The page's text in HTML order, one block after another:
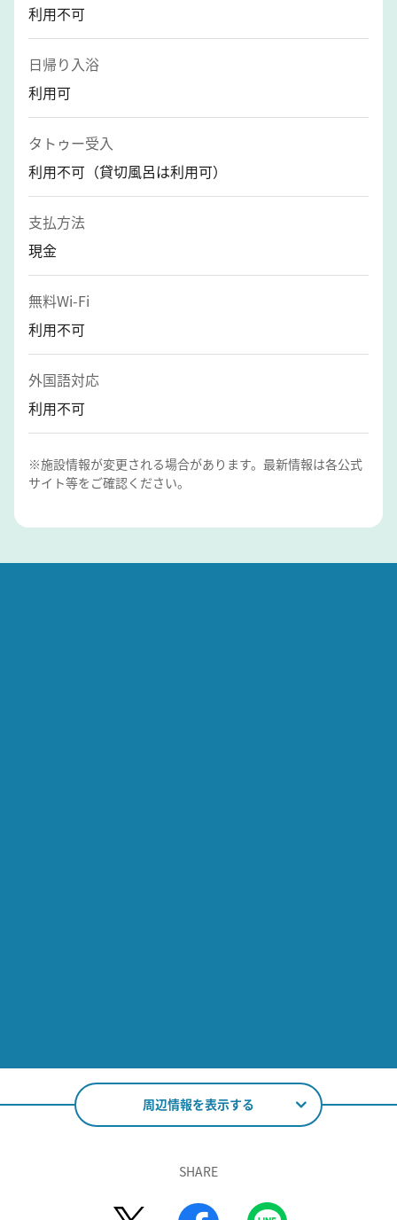
利用不可
日帰り入浴
利用可
タトゥー受入
利用不可（貸切風呂は利用可）
支払方法
現金
無料Wi-Fi
利用不可
外国語対応
利用不可
※施設情報が変更される場合があります。最新情報は各公式
サイト等をご確認ください。
周辺情報を表示する
SHARE